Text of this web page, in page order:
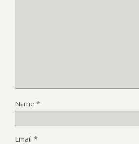
Name *
Email *